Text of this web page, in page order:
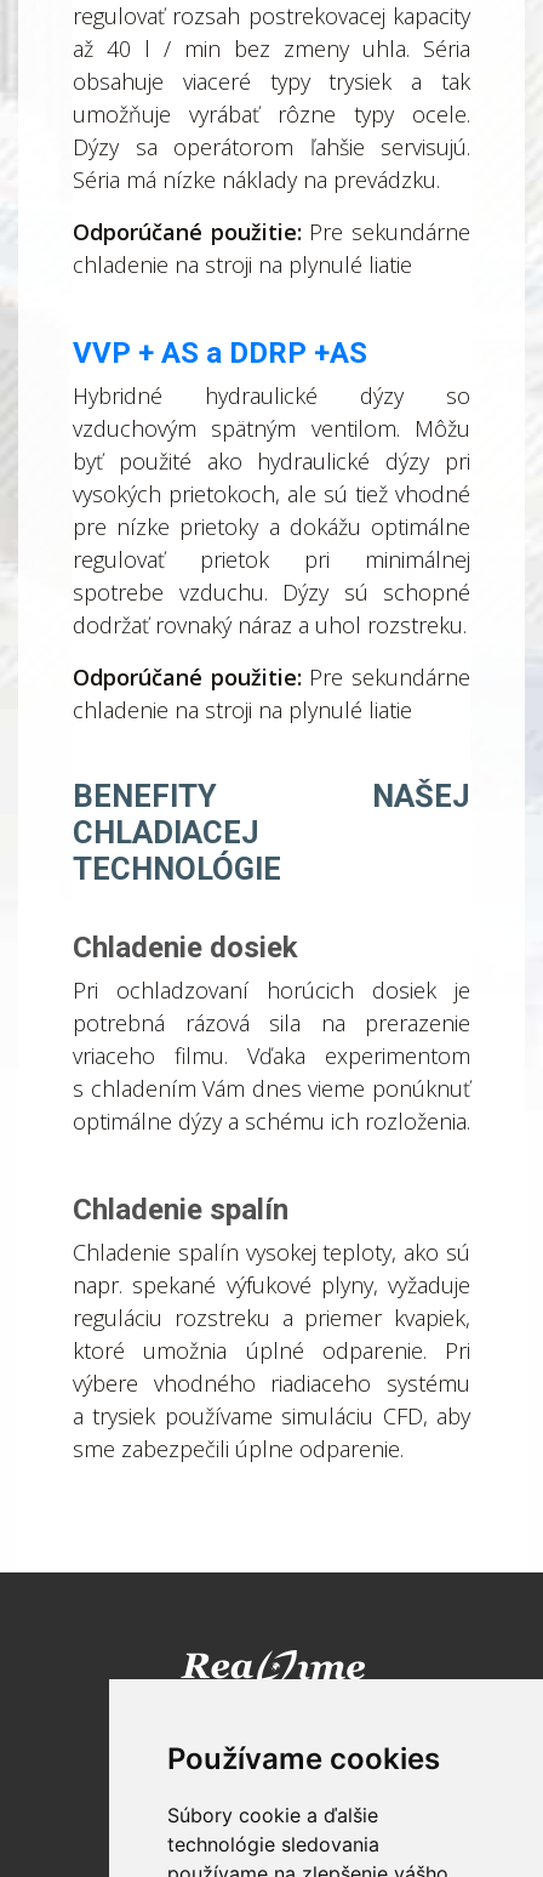
Používame cookies
Súbory cookie a ďalšie
technológie sledovania
regulovať rozsah postrekovacej kapacity
až 40 l / min bez zmeny uhla. Séria
obsahuje viaceré typy trysiek a tak
umožňuje vyrábať rôzne typy ocele.
Dýzy sa operátorom ľahšie servisujú.
Séria má nízke náklady na prevádzku.
Odporúčané použitie: Pre sekundárne
chladenie na stroji na plynulé liatie
VVP + AS a DDRP +AS
Hybridné hydraulické dýzy so
vzduchovým spätným ventilom. Môžu
byť použité ako hydraulické dýzy pri
vysokých prietokoch, ale sú tiež vhodné
pre nízke prietoky a dokážu optimálne
regulovať prietok pri minimálnej
spotrebe vzduchu. Dýzy sú schopné
dodržať rovnaký náraz a uhol rozstreku.
Odporúčané použitie: Pre sekundárne
chladenie na stroji na plynulé liatie
BENEFITY NAŠEJ
CHLADIACEJ
TECHNOLÓGIE
Chladenie dosiek
Pri ochladzovaní horúcich dosiek je
potrebná rázová sila na prerazenie
vriaceho filmu. Vďaka experimentom
s chladením Vám dnes vieme ponúknuť
optimálne dýzy a schému ich rozloženia.
Chladenie spalín
Chladenie spalín vysokej teploty, ako sú
napr. spekané výfukové plyny, vyžaduje
reguláciu rozstreku a priemer kvapiek,
ktoré umožnia úplné odparenie. Pri
výbere vhodného riadiaceho systému
a trysiek používame simuláciu CFD, aby
sme zabezpečili úplne odparenie.
Technická 5
821 04 Bratislava
Tel: +421 2 2120 1800
E-mail: info@realtimetec.sk